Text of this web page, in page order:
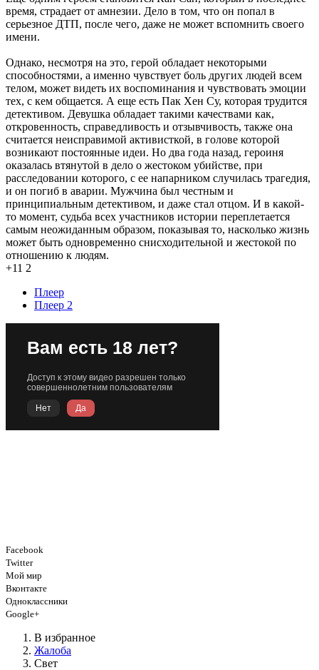
время, страдает от амнезии. Дело в том, что он попал в
серьезное ДТП, после чего, даже не может вспомнить своего
имени.
Однако, несмотря на это, герой обладает некоторыми
способностями, а именно чувствует боль других людей всем
телом, может видеть их воспоминания и чувствовать эмоции
тех, с кем общается. А еще есть Пак Хен Су, которая трудится
детективом. Девушка обладает такими качествами как,
откровенность, справедливость и отзывчивость, также она
считается неисправимой активисткой, в голове которой
возникают постоянные идеи. Но два года назад, героиня
оказалась втянутой в дело о жестоком убийстве, при
расследовании которого, с ее напарником случилась трагедия,
и он погиб в аварии. Мужчина был честным и
принципиальным детективом, и даже стал отцом. И в какой-
то момент, судьба всех участников истории переплетается
самым неожиданным образом, показывая то, насколько жизнь
может быть одновременно снисходительной и жестокой по
отношению к людям.
+11 2
Плеер
Плеер 2
Facebook
Twitter
Мой мир
Вконтакте
Одноклассники
Google+
В избранное
Жалоба
Свет